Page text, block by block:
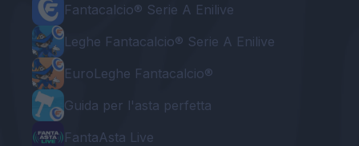
Fantacalcio® Serie A Enilive
Leghe Fantacalcio® Serie A Enilive
EuroLeghe Fantacalcio®
Guida per l'asta perfetta
FantaAsta Live